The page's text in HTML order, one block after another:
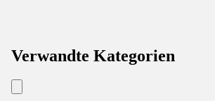
Verwandte Kategorien